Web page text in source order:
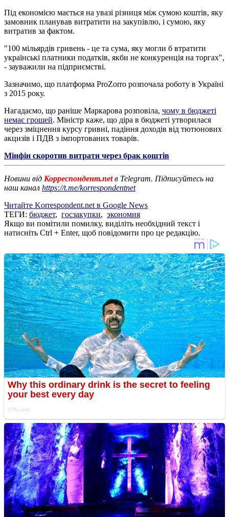
Під економією мається на увазі різниця між сумою коштів, яку
замовник планував витратити на закупівлю, і сумою, яку
витратив за фактом.
"100 мільярдів гривень - це та сума, яку могли б втратити
українські платники податків, якби не конкуренція на торгах",
- зауважили на підприємстві.
Зазначимо, що платформа ProZorro розпочала роботу в Україні
з 2015 року.
Нагадаємо, що раніше Маркарова розповіла, чому в бюджеті
немає грошей. Міністр каже, що діра в бюджеті утворилася
через зміцнення курсу гривні, падіння доходів від тютюнових
акцизів і ПДВ з імпортованих товарів.
Мінфін скоротив витрати через брак коштів
Новини від Корреспондент.netв Telegram. Підписуйтесь на
наш канал https://t.me/korrespondentnet
Читайте Korrespondent.net в Google News
ТЕГИ: бюджет, госзакупки, экономия
Якщо ви помітили помилку, виділіть необхідний текст і
натисніть Ctrl + Enter, щоб повідомити про це редакцію.